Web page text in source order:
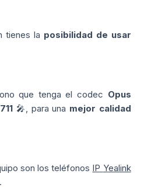
tienes la posibilidad de usar
que tenga el codec Opus
🎤, para una mejor calidad
son los teléfonos IP Yealink